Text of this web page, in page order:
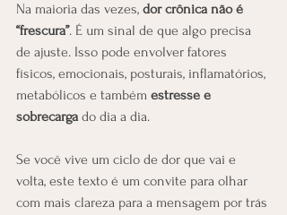
Na maioria das vezes, dor crônica não é
“frescura”. É um sinal de que algo precisa
de ajuste. Isso pode envolver fatores
físicos, emocionais, posturais, inflamatórios,
metabólicos e também estresse e
sobrecarga do dia a dia.
Se você vive um ciclo de dor que vai e
volta, este texto é um convite para olhar
com mais clareza para a mensagem por trás